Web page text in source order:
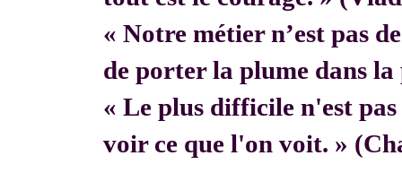
« Notre métier n’est pas
de porter la plume dans
« Le plus difficile n'est
voir ce que l'on voit. »